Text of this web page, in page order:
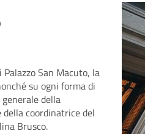
San Macuto, la
su ogni forma di
della
coordinatrice del
Brusco.